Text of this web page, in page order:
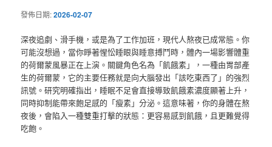
發佈日期:2026-02-07
深夜追劇、滑手機，或是為了工作加班，現代人熬夜已成常態。你
可能沒想過，當你睜著惺忪睡眼與睡意搏鬥時，體內一場影響體重
的荷爾蒙風暴正在上演。關鍵角色名為「飢餓素」，一種由胃部產
生的荷爾蒙，它的主要任務就是向大腦發出「該吃東西了」的強烈
訊號。研究明確指出，睡眠不足會直接導致飢餓素濃度顯著上升，
同時抑制能帶來飽足感的「瘦素」分泌。這意味著，你的身體在熬
夜後，會陷入一種雙重打擊的狀態：更容易感到飢餓，且更難覺得
吃飽。